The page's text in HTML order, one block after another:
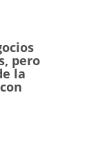
pero
la